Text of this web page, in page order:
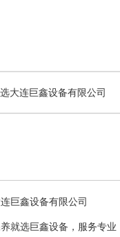
大连巨鑫设备有限公司
巨鑫设备有限公司
就选巨鑫设备，服务专业